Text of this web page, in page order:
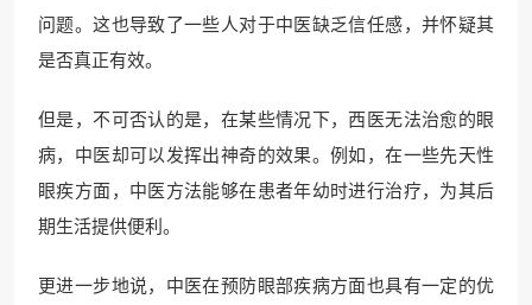
问题。这也导致了一些人对于中医缺乏信任感，并怀疑其
是否真正有效。
但是，不可否认的是，在某些情况下，西医无法治愈的眼
病，中医却可以发挥出神奇的效果。例如，在一些先天性
眼疾方面，中医方法能够在患者年幼时进行治疗，为其后
期生活提供便利。
更进一步地说，中医在预防眼部疾病方面也具有一定的优